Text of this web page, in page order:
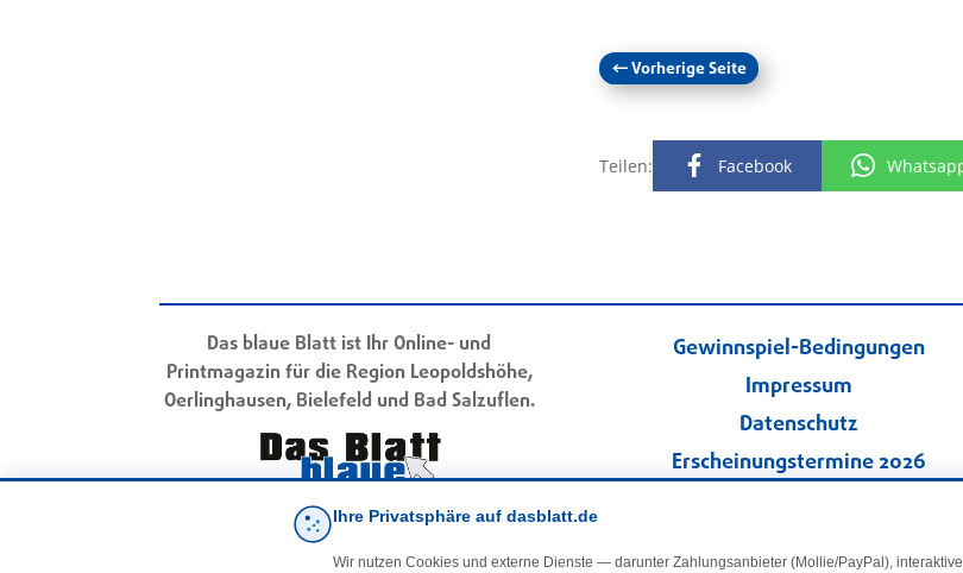
←Vorherige Seite
Teilen: Facebook
Das blaue Blatt ist Ihr Online- und
Printmagazin für die Region Leopoldshöhe,
Oerlinghausen, Bielefeld und Bad Salzuflen.
Gewinnspiel-Bedingungen
Impressum
Datenschutz
Erscheinungstermine 2026
Ihre Privatsphäre auf dasblatt.de
Wir nutzen Cookies und externe Dienste — darunter Zahlungsanbieter (Mollie/PayPal),